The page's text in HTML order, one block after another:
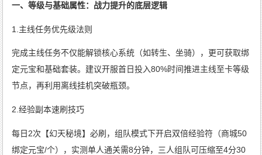
一、等级与基础属性：战力提升的底层逻辑
1.主线任务优先级法则
完成主线任务不仅能解锁核心系统（如转生、坐骑），更可获取绑
定元宝和基础套装。建议开服首日投入80%时间推进主线至卡等级
节点，再利用离线挂机突破瓶颈。
2.经验副本速刷技巧
每日2次【幻天秘境】必刷，组队模式下开启双倍经验符（商城50
绑定元宝/个），实测单人通关需8分钟，三人组队可压缩至4分30